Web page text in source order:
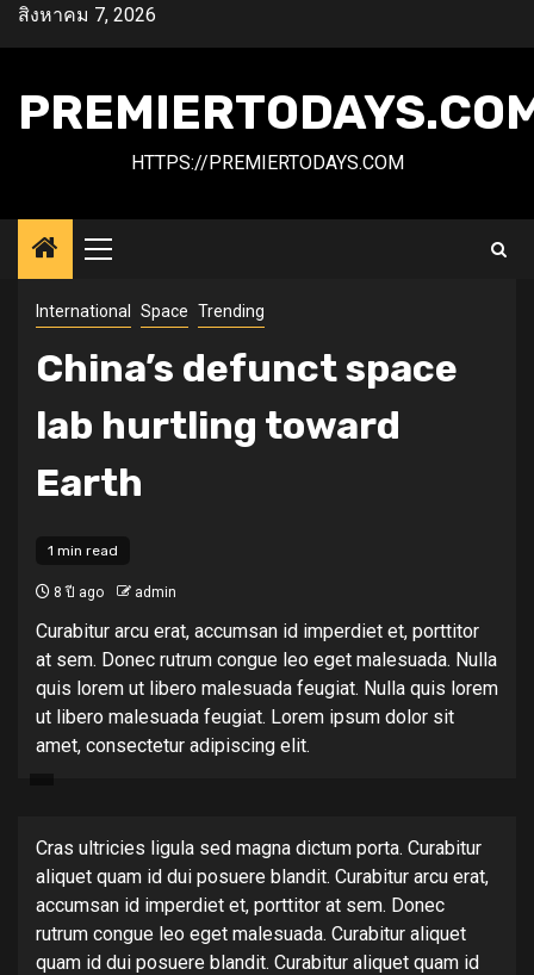
Skipสิงหาคม 7, 2026
HTTPS://PREMIERTODAYS.COM
Primary
International Space Trending
China’s defunct space
lab hurtling toward
Earth
1 min read
8 ปี ago admin
Curabitur arcu erat, accumsan id imperdiet et, porttitor
at sem. Donec rutrum congue leo eget malesuada. Nulla
quis lorem ut libero malesuada feugiat. Nulla quis lorem
ut libero malesuada feugiat. Lorem ipsum dolor sit
amet, consectetur adipiscing elit.
Cras ultricies ligula sed magna dictum porta. Curabitur
aliquet quam id dui posuere blandit. Curabitur arcu erat,
accumsan id imperdiet et, porttitor at sem. Donec
rutrum congue leo eget malesuada. Curabitur aliquet
quam id dui posuere blandit. Curabitur aliquet quam id